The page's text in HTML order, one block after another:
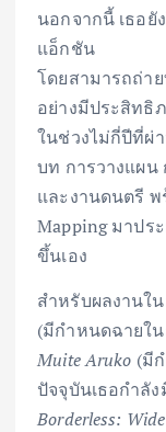
นอกจากนี้ เธอยั
แอ็กชัน
โดยสามารถถ่า
อย่างมีประสิทธิ
ในช่วงไม่กี่ปีที่ผ่
บท การวางแผน
และงานดนตรี
Mapping มาปร
ขึ้นเอง
สำหรับผลงานใ
(มีกำหนดฉายใ
Muite Aruko (มี
ปัจจุบันเธอกำลั
Borderless: